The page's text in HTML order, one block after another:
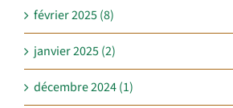
février 2025 (8)
janvier 2025 (2)
décembre 2024 (1)